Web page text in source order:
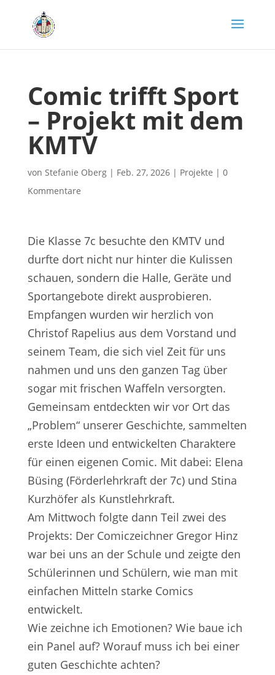
Comic trifft Sport
– Projekt mit dem
KMTV
von Stefanie Oberg| Feb. 27, 2026| Projekte | 0
Kommentare
Die Klasse 7c besuchte den KMTV und
durfte dort nicht nur hinter die Kulissen
schauen, sondern die Halle, Geräte und
Sportangebote direkt ausprobieren.
Empfangen wurden wir herzlich von
Christof Rapelius aus dem Vorstand und
seinem Team, die sich viel Zeit für uns
nahmen und uns den ganzen Tag über
sogar mit frischen Waffeln versorgten.
Gemeinsam entdeckten wir vor Ort das
„Problem“ unserer Geschichte, sammelten
erste Ideen und entwickelten Charaktere
für einen eigenen Comic. Mit dabei: Elena
Büsing (Förderlehrkraft der 7c) und Stina
Kurzhöfer als Kunstlehrkraft.
Am Mittwoch folgte dann Teil zwei des
Projekts: Der Comiczeichner Gregor Hinz
war bei uns an der Schule und zeigte den
Schülerinnen und Schülern, wie man mit
einfachen Mitteln starke Comics
entwickelt.
Wie zeichne ich Emotionen? Wie baue ich
ein Panel auf? Worauf muss ich bei einer
guten Geschichte achten?